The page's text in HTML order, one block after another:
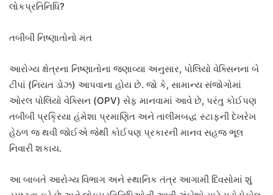
લોકપ્રતિનિધિ?
તબીબી નિષ્ણાતોનો મત
આરોગ્ય ક્ષેત્રના નિષ્ણાતોના જણાવ્યા અનુસાર, પોલિયો વેક્સિનના બે
ટીપાં (નિયત ડોઝ) આપવાના હોય છે. જો કે, સામાન્ય સંજોગોમાં
ઓરલ પોલિયો વેક્સિન (OPV) સેફ માનવામાં આવે છે, પરંતુ કોઈપણ
તબીબી પ્રક્રિયા હંમેશા પ્રમાણિત અને તાલીમબદ્ધ સ્ટાફની દેખરેખ
હેઠળ જ થવી જોઈએ જેથી કોઈપણ પ્રકારની માનવ સહજ ભૂલ
નિવારી શકાય.
આ બાબતે આરોગ્ય વિભાગ અને સ્થાનિક તંત્ર આગામી દિવસોમાં શું